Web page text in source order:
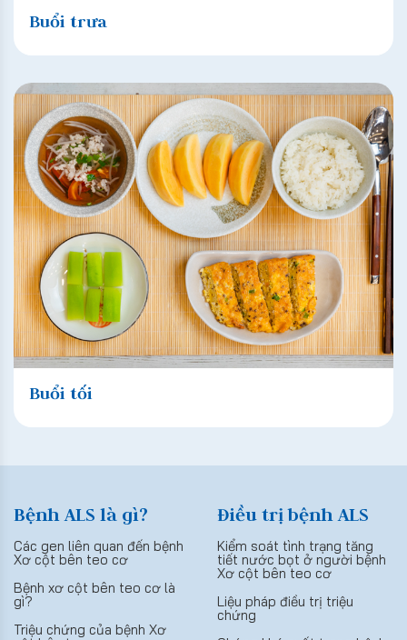
Buổi trưa
Buổi tối
Bệnh ALS là gì?
Các gen liên quan đến bệnh
Xơ cột bên teo cơ
Bệnh xơ cột bên teo cơ là
gì?
Triệu chứng của bệnh Xơ
Điều trị bệnh ALS
Kiểm soát tình trạng tăng
tiết nước bọt ở người bệnh
Xơ cột bên teo cơ
Liệu pháp điều trị triệu
chứng